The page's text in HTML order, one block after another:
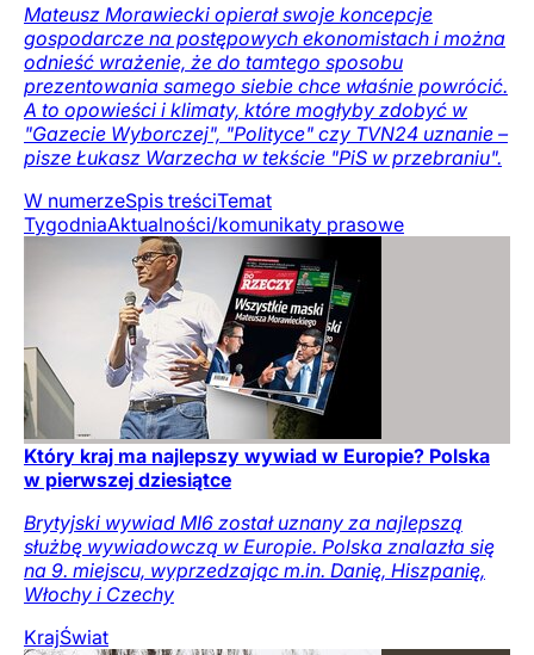
Mateusz Morawiecki opierał swoje koncepcje
gospodarcze na postępowych ekonomistach i można
odnieść wrażenie, że do tamtego sposobu
prezentowania samego siebie chce właśnie powrócić.
A to opowieści i klimaty, które mogłyby zdobyć w
"Gazecie Wyborczej", "Polityce" czy TVN24 uznanie –
pisze Łukasz Warzecha w tekście "PiS w przebraniu".
W numerzeSpis treściTemat
TygodniaAktualności/komunikaty prasowe
Który kraj ma najlepszy wywiad w Europie? Polska
w pierwszej dziesiątce
Brytyjski wywiad MI6 został uznany za najlepszą
służbę wywiadowczą w Europie. Polska znalazła się
na 9. miejscu, wyprzedzając m.in. Danię, Hiszpanię,
Włochy i Czechy
KrajŚwiat